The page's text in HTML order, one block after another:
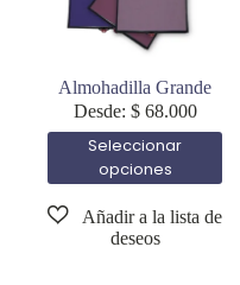
Almohadilla Grande
Desde: $68.000
Seleccionar
opciones